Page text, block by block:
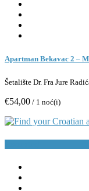
Apartman Bekavac 2 –
Šetalište Dr. Fra Jure
€54,00 / 1 noć(i)